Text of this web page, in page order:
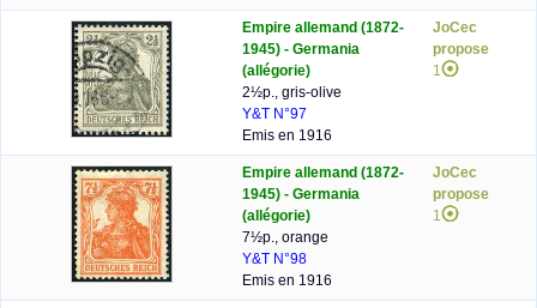
Empire allemand (1872-
1945) - Germania
(allégorie)
2½p., gris-olive
Y&T N°97
Emis en 1916
JoCec
propose
1
Empire allemand (1872-
1945) - Germania
(allégorie)
7½p., orange
Y&T N°98
Emis en 1916
JoCec
propose
1